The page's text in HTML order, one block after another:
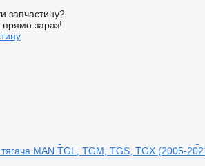
запчастину?
прямо зараз!
MAN TGL, TGM, TGS, TGX (2005-